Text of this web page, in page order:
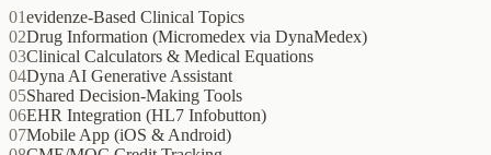
01evidenze-Based Clinical Topics
02Drug Information (Micromedex via DynaMedex)
03Clinical Calculators & Medical Equations
04Dyna AI Generative Assistant
05Shared Decision-Making Tools
06EHR Integration (HL7 Infobutton)
07Mobile App (iOS & Android)